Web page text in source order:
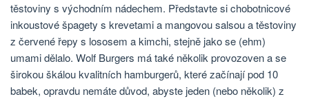
těstoviny s východním nádechem. Představte si chobotnicové
inkoustové špagety s krevetami a mangovou salsou a těstoviny
z červené řepy s lososem a kimchi, stejně jako se (ehm)
umami dělalo. Wolf Burgers má také několik provozoven a se
širokou škálou kvalitních hamburgerů, které začínají pod 10
babek, opravdu nemáte důvod, abyste jeden (nebo několik) z